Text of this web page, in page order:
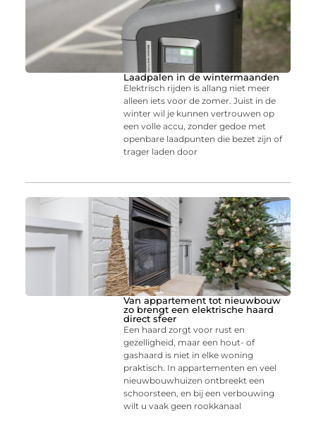
Laadpalen in de wintermaanden
Elektrisch rijden is allang niet meer
alleen iets voor de zomer. Juist in de
winter wil je kunnen vertrouwen op
een volle accu, zonder gedoe met
openbare laadpunten die bezet zijn of
trager laden door
Van appartement tot nieuwbouw
zo brengt een elektrische haard
direct sfeer
Een haard zorgt voor rust en
gezelligheid, maar een hout- of
gashaard is niet in elke woning
praktisch. In appartementen en veel
nieuwbouwhuizen ontbreekt een
schoorsteen, en bij een verbouwing
wilt u vaak geen rookkanaal